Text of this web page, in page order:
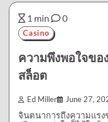
1 min 0
Casino
ความพึงพอใจขอ
สล็อต
Ed Miller June 27,
จินตนาการถึงความแรง